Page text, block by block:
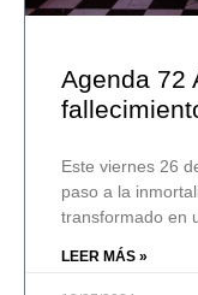
Agenda 72
Este viernes 26
paso a la
transformado en
LEER MÁS »